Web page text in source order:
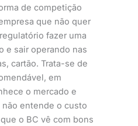
de competição
que não quer
fazer uma
e sair operando nas
cartão. Trata-se de
em
o mercado e
entende o custo
o BC vê com bons